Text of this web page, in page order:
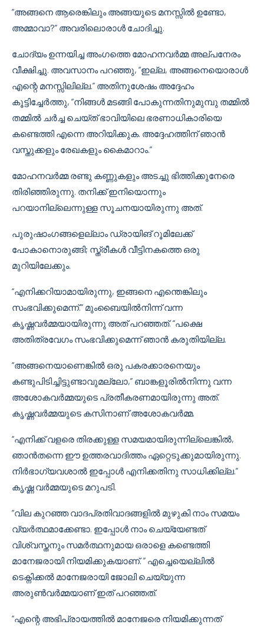
“അങ്ങനെ ആരെങ്കിലും അങ്ങയുടെ മനസ്സിൽ ഉണ്ടോ,
അമ്മാവാ?” അവരിലൊരാൾ ചോദിച്ചു.
ചോദ്യം ഉന്നയിച്ച അംഗത്തെ മോഹനവർമ്മ അല്പനേരം
വീക്ഷിച്ചു. അവസാനം പറഞ്ഞു, “ഇല്ല, അങ്ങനെയൊരാൾ
എന്റെ മനസ്സിലില്ല.” അതിനുശേഷം അദ്ദേഹം
കൂട്ടിച്ചേർത്തു, “നിങ്ങൾ മടങ്ങി പോകുന്നതിനുമുമ്പു തമ്മിൽ
തമ്മിൽ ചർച്ച ചെയ്ത് ഭാവിയിലെ ഭരണാധികാരിയെ
കണ്ടെത്തി എന്നെ അറിയിക്കുക. അദ്ദേഹത്തിന് ഞാൻ
വസ്തുക്കളും രേഖകളും കൈമാറാം.”
മോഹനവർമ്മ രണ്ടു കണ്ണുകളും അടച്ചു ഭിത്തിക്കുനേരെ
തിരിഞ്ഞിരുന്നു. തനിക്ക് ഇനിയൊന്നും
പറയാനില്ലെന്നുള്ള സൂചനയായിരുന്നു അത്.
പുരുഷാംഗങ്ങളെല്ലാം ഡ്രായിങ് റൂമിലേക്ക്
പോകാനൊരുങ്ങി; സ്ത്രീകൾ വീട്ടിനകത്തെ ഒരു
മുറിയിലേക്കും.
“എനിക്കറിയാമായിരുന്നു, ഇങ്ങനെ എന്തെങ്കിലും
സംഭവിക്കുമെന്ന്.” മുംബൈയിൽനിന്ന് വന്ന
കൃഷ്ണവർമ്മയായിരുന്നു അത് പറഞ്ഞത്. “പക്ഷെ
അതിത്രവേഗം സംഭവിക്കുമെന്ന് ഞാൻ കരുതിയില്ല.
“അങ്ങനെയാണെങ്കിൽ ഒരു പകരക്കാരനെയും
കണ്ടുപിടിച്ചിട്ടുണ്ടാവുമല്ലോ,” ബാങ്കളൂരിൽനിന്നു വന്ന
അശോകവർമ്മയുടെ പ്രതീകരണമായിരുന്നു അത്.
കൃഷ്ണവർമ്മയുടെ കസിനാണ് അശോകവർമ്മ.
“എനിക്ക് വളരെ തിരക്കുള്ള സമയമായിരുന്നില്ലെങ്കിൽ,
ഞാൻതന്നെ ഈ ഉത്തരവാദിത്തം ഏറ്റെടുക്കുമായിരുന്നു.
നിർഭാഗ്യവശാൽ ഇപ്പോൾ എനിക്കതിനു സാധിക്കില്ല.”
കൃഷ്ണ വർമ്മയുടെ മറുപടി.
“വില കുറഞ്ഞ വാദപ്രതിവാദങ്ങളിൽ മുഴുകി നാം സമയം
വ്യർത്ഥമാക്കേണ്ടാ. ഇപ്പോൾ നാം ചെയ്യേണ്ടത്
വിശ്വസ്തനും സമർത്ഥനുമായ ഒരാളെ കണ്ടെത്തി
മാനേജരായി നിയമിക്കുകയാണ്. ” എച്ചെയെല്ലിൽ
ടെക്നിക്കൽ മാനേജരായി ജോലി ചെയ്യുന്ന
അരുൺവർമ്മയാണ് ഇത് പറഞ്ഞത്.
“എന്റെ അഭിപ്രായത്തിൽ മാനേജരെ നിയമിക്കുന്നത്